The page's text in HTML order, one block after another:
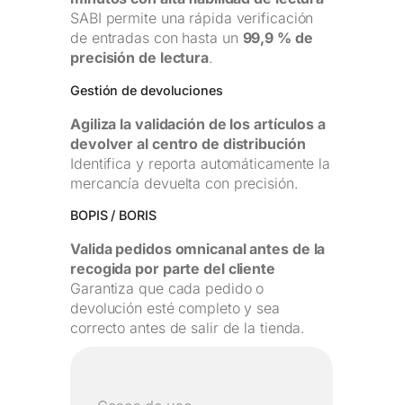
SABI permite una rápida verificación
de entradas con hasta un 99,9 % de
precisión de lectura.
Gestión de devoluciones
Agiliza la validación de los artículos a
devolver al centro de distribución
Identifica y reporta automáticamente la
mercancía devuelta con precisión.
BOPIS / BORIS
Valida pedidos omnicanal antes de la
recogida por parte del cliente
Garantiza que cada pedido o
devolución esté completo y sea
correcto antes de salir de la tienda.